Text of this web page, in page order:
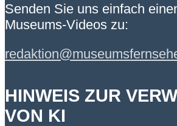
Senden Sie uns einfach
Museums-Videos zu:
HINWEIS ZUR
VON KI